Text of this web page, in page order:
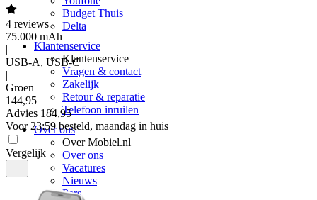
Budget Thuis
Delta
Klantenservice
Klantenservice
Vragen & contact
Zakelijk
Retour & reparatie
Telefoon inruilen
Over ons
Over Mobiel.nl
Over ons
Vacatures
Nieuws
Pers
4 reviews
75.000 mAh
|
USB-A, USB-C
|
Groen
144,95
Advies 184,95
Voor 23:59 besteld, maandag in huis
Vergelijk